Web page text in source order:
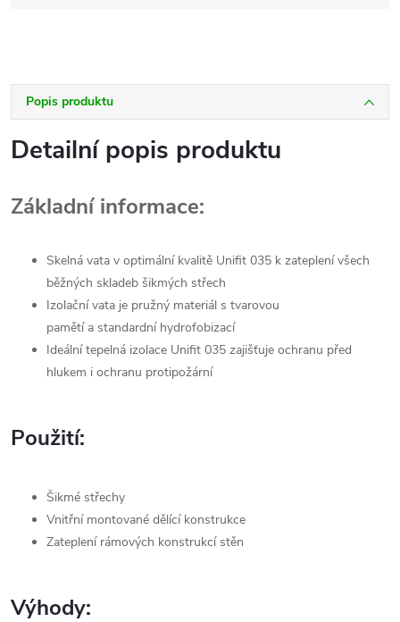
Popis produktu
Detailní popis produktu
Základní informace:
Skelná vata v optimální kvalitě Unifit 035 k zateplení všech
běžných skladeb šikmých střech
Izolační vata je pružný materiál s tvarovou
pamětí a standardní hydrofobizací
Ideální tepelná izolace Unifit 035 zajišťuje ochranu před
hlukem i ochranu protipožární
Použití:
Šikmé střechy
Vnitřní montované dělící konstrukce
Zateplení rámových konstrukcí stěn
Výhody: